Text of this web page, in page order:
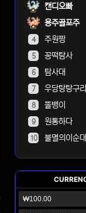
캔디오빠
용주골포주
4 주원짱
5 꽁떡탐사
6 탐사대
7 우당탕탕구리
8 똘뱅이
9 원통하다
10 불멸의이순대